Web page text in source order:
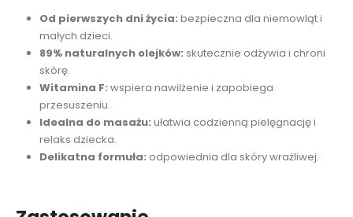
Od pierwszych dni życia: bezpieczna dla niemowląt i
małych dzieci.
89% naturalnych olejków: skutecznie odżywia i chroni
skórę.
Witamina F: wspiera nawilżenie i zapobiega
przesuszeniu.
Idealna do masażu: ułatwia codzienną pielęgnację i
relaks dziecka.
Delikatna formuła: odpowiednia dla skóry wrażliwej.